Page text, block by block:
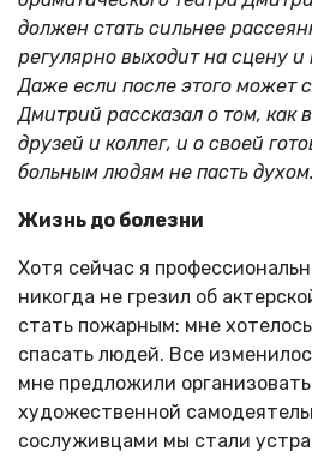
должен стать сильнее
регулярно выходит на сцену и
Даже если после этого может
Дмитрий рассказал о том, как
друзей и коллег, и о своей
больным людям не пасть духом.
Жизнь до болезни
Хотя сейчас я
никогда не грезил об
стать пожарным: мне
спасать людей. Все
мне предложили
художественной
сослуживцами мы стали